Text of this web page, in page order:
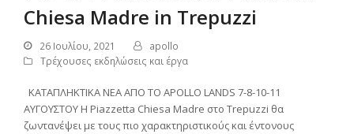
Chiesa Madre in Trepuzzi
26 Ιουλίου, 2021
apollo
Τρέχουσες εκδηλώσεις και έργα
ΚΑΤΑΠΛΗΚΤΙΚΑ ΝΕΑ ΑΠΟ ΤΟ APOLLO LANDS 7-8-10-11
ΑΥΓΟΥΣΤΟΥ Η Piazzetta Chiesa Madre στο Trepuzzi θα
ζωντανέψει με τους πιο χαρακτηριστικούς και έντονους